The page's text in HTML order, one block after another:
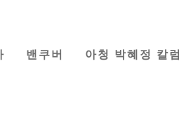
밴쿠버 아청 박혜정 칼럼